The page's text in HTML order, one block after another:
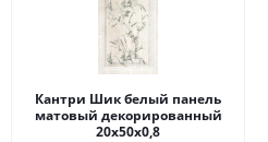
Кантри Шик белый панель
матовый декорированный
20x50x0,8